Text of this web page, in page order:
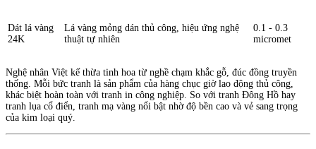
Dát lá vàng
24K
Lá vàng mỏng dán thủ công, hiệu ứng nghệ
thuật tự nhiên
0.1 - 0.3
micromet
Nghệ nhân Việt kế thừa tinh hoa từ nghề chạm khắc gỗ, đúc đồng truyền
thống. Mỗi bức tranh là sản phẩm của hàng chục giờ lao động thủ công,
khác biệt hoàn toàn với tranh in công nghiệp. So với tranh Đông Hồ hay
tranh lụa cổ điển, tranh mạ vàng nổi bật nhờ độ bền cao và vẻ sang trọng
của kim loại quý.